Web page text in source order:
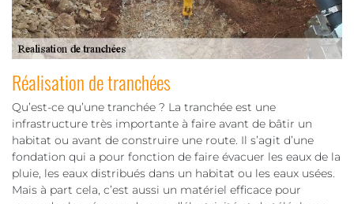
Réalisation de tranchées
Qu’est-ce qu’une tranchée ? La tranchée est une
infrastructure très importante à faire avant de bâtir un
habitat ou avant de construire une route. Il s’agit d’une
fondation qui a pour fonction de faire évacuer les eaux de la
pluie, les eaux distribués dans un habitat ou les eaux usées.
Mais à part cela, c’est aussi un matériel efficace pour